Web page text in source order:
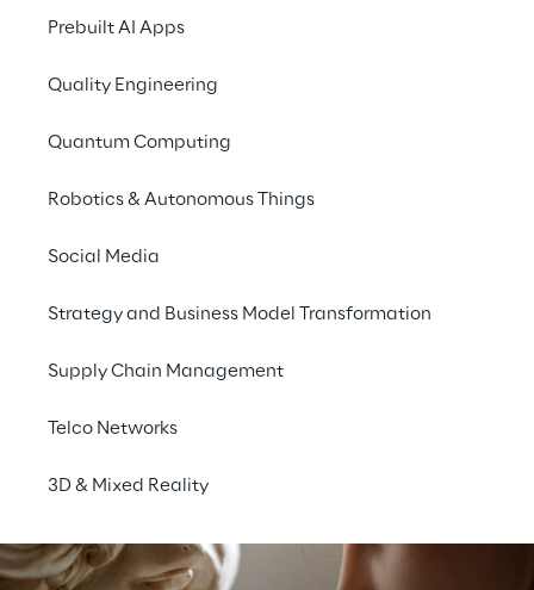
Prebuilt AI Apps
Quality Engineering
Quantum Computing
Robotics & Autonomous Things
Social Media
Strategy and Business Model Transformation
Supply Chain Management
Telco Networks
3D & Mixed Reality
dem Ziel, neue Digital-Experience-Erlebnisse
Generierung von Inhalten mit Gen AI sowie
die Entwicklung von Lösungen, die mit den